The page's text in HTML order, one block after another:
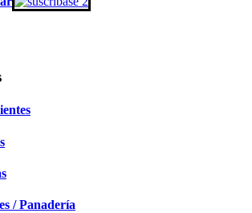
/ Panadería